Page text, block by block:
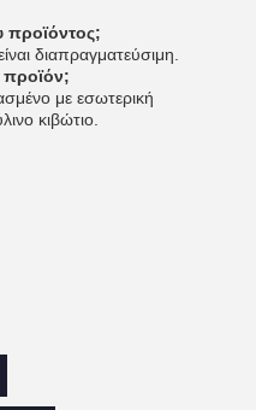
προϊόντος;
διαπραγματεύσιμη.
προϊόν;
με εσωτερική
κιβώτιο.